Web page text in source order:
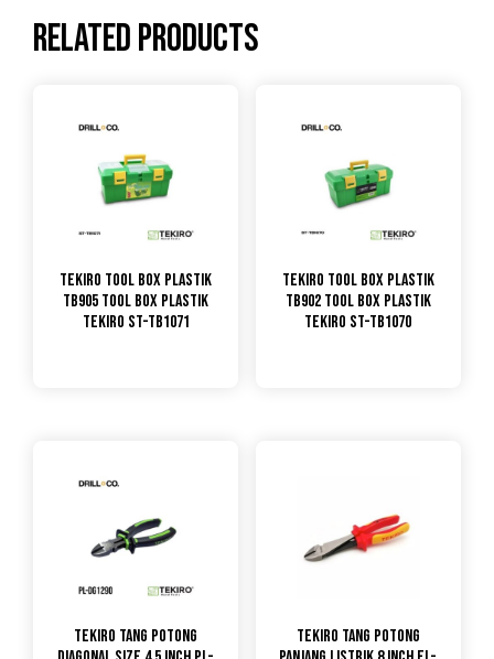
Related products
TEKIRO Tool Box Plastik
TB905 Tool Box Plastik
Tekiro ST-TB1071
TEKIRO Tool Box Plastik
TB902 Tool Box Plastik
Tekiro ST-TB1070
TEKIRO Tang Potong
TEKIRO Tang Potong